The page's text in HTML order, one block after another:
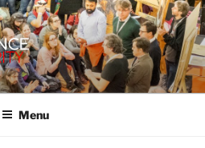
Performance.
Menu